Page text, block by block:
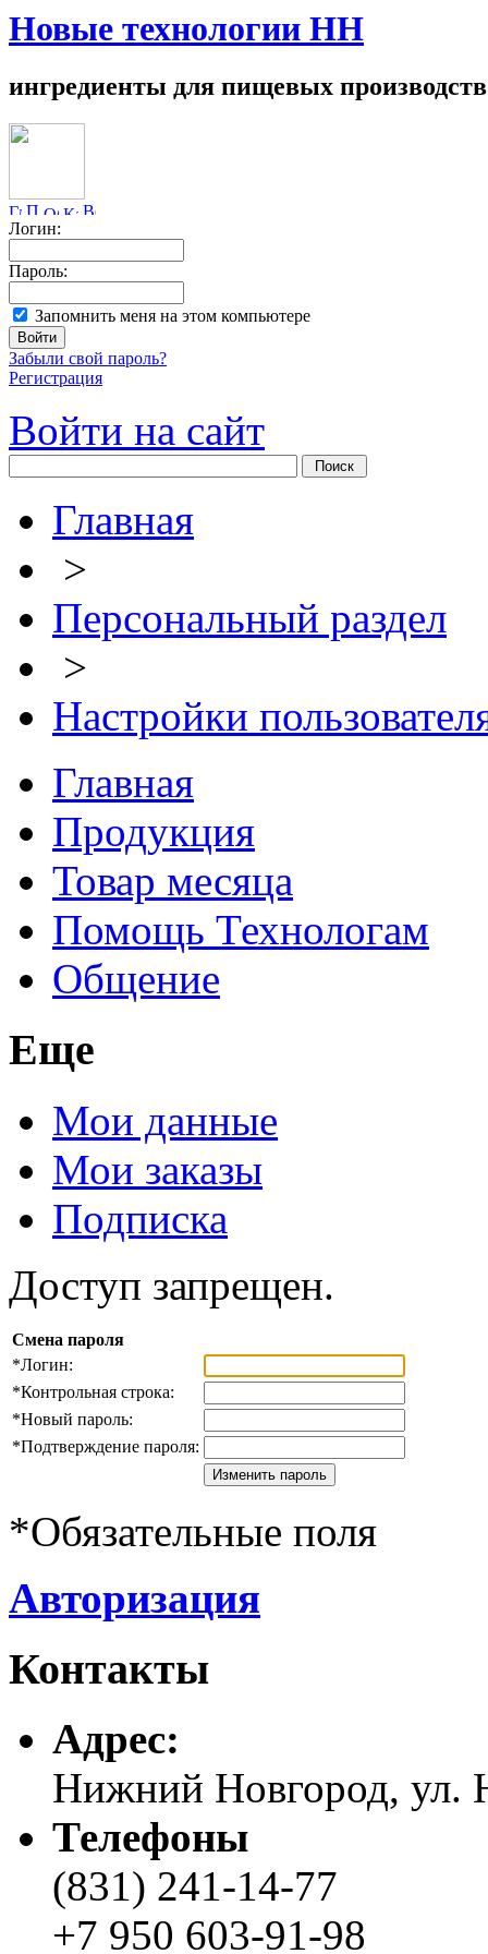
Новые технологии НН
ингредиенты для пищевых производств
Логин:
Пароль:
Запомнить меня на этом компьютере
Забыли свой пароль?
Регистрация
Войти на сайт
Главная
>
Персональный раздел
>
Настройки
Главная
Продукция
Товар месяца
Помощь Технологам
Общение
Еще
Мои данные
Мои заказы
Подписка
Доступ запрещен.
Смена пароля
*Логин:
*Контрольная строка:
*Новый пароль:
*Подтверждение пароля:
*Обязательные поля
Авторизация
Контакты
Адреc:
Нижний Новгород, ул.
Телефоны
(831) 241-14-77
+7 950 603-91-98